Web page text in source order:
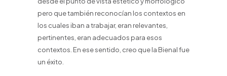
pero que también reconocían los contextos en
los cuales iban a trabajar, eran relevantes,
pertinentes, eran adecuados para esos
contextos. En ese sentido, creo que la Bienal fue
un éxito.